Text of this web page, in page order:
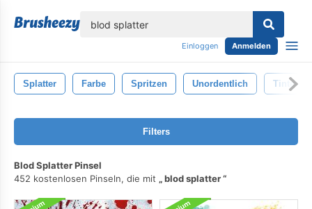
Einloggen Anmelden
Splatter Farbe Spritzen Unordentlich Tinte
Filters
Blod Splatter Pinsel
452 kostenlosen Pinseln, die mit
blod splatter